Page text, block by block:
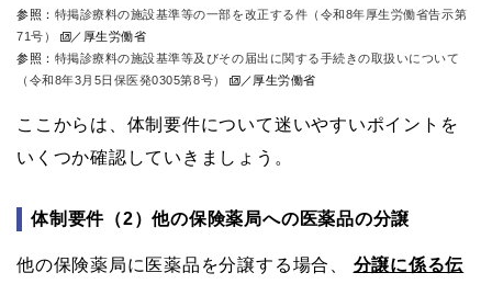
参照： 特掲診療料の施設基準等の一部を改正する件（令和8年厚生労働省告示第
71号）
／厚生労働省
参照： 特掲診療料の施設基準等及びその届出に関する手続きの取扱いについて
（令和8年3月5日保医発0305第8号）
／厚生労働省
ここからは、体制要件について迷いやすいポイントを
いくつか確認していきましょう。
体制要件（2）他の保険薬局への医薬品の分譲
他の保険薬局に医薬品を分譲する場合、 分譲に係る伝